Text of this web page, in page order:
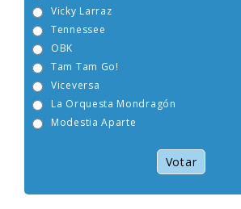
Vicky Larraz
Tennessee
OBK
Tam Tam Go!
Viceversa
La Orquesta Mondragón
Modestia Aparte
Votar